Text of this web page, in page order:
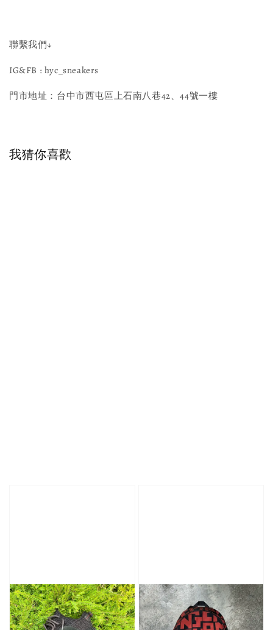
聯繫我們↓
IG&FB : hyc_sneakers
門市地址：台中市西屯區上石南八巷42、44號一樓
我猜你喜歡